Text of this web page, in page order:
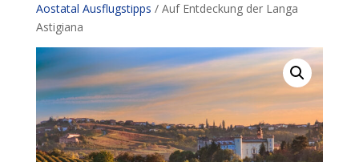
Aostatal Ausflugstipps / Auf Entdeckung der Langa
Astigiana